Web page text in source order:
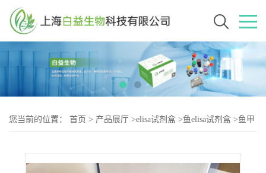
您当前的位置： 首页 > 产品展厅 >elisa试剂盒 >鱼elisa试剂盒 >鱼甲